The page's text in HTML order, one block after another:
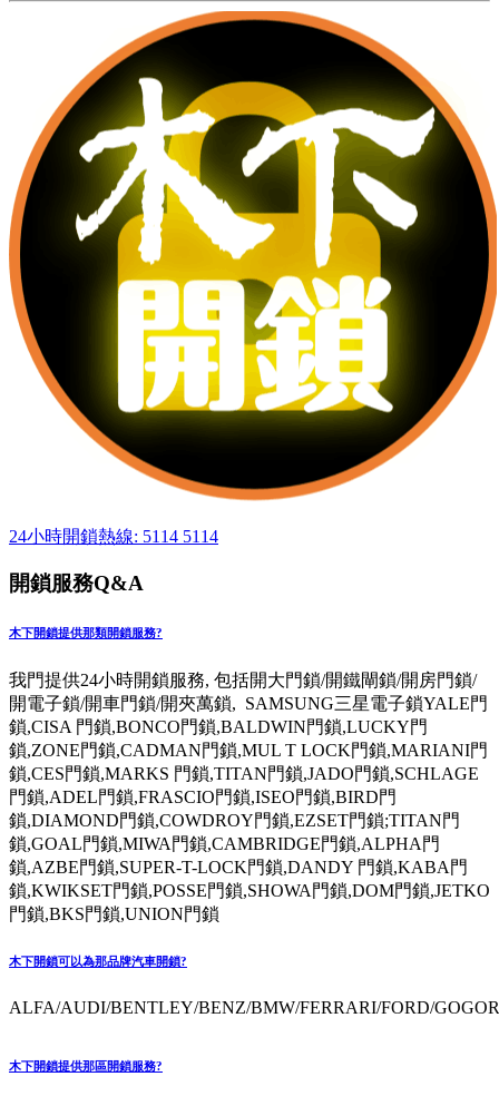
24小時開鎖熱線: 5114 5114
開鎖服務Q&A
木下開鎖提供那類開鎖服務?
我門提供24小時開鎖服務, 包括開大門鎖/開鐵閘鎖/開房門鎖/
開電子鎖/開車門鎖/開夾萬鎖, SAMSUNG三星電子鎖YALE門
鎖,CISA 門鎖,BONCO門鎖,BALDWIN門鎖,LUCKY門
鎖,ZONE門鎖,CADMAN門鎖,MUL T LOCK門鎖,MARIANI門
鎖,CES門鎖,MARKS 門鎖,TITAN門鎖,JADO門鎖,SCHLAGE
門鎖,ADEL門鎖,FRASCIO門鎖,ISEO門鎖,BIRD門
鎖,DIAMOND門鎖,COWDROY門鎖,EZSET門鎖;TITAN門
鎖,GOAL門鎖,MIWA門鎖,CAMBRIDGE門鎖,ALPHA門
鎖,AZBE門鎖,SUPER-T-LOCK門鎖,DANDY 門鎖,KABA門
鎖,KWIKSET門鎖,POSSE門鎖,SHOWA門鎖,DOM門鎖,JETKO
門鎖,BKS門鎖,UNION門鎖
木下開鎖可以為那品牌汽車開鎖?
ALFA/AUDI/BENTLEY/BENZ/BMW/FERRARI/FORD/
木下開鎖提供那區開鎖服務?